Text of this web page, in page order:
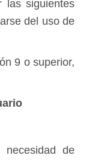
las siguientes
del uso de
9 o superior,
de